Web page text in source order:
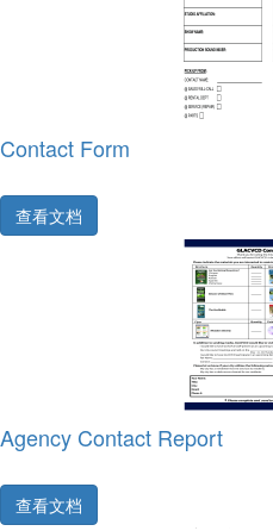
Contact Form
查看文档
Agency Contact Report
查看文档